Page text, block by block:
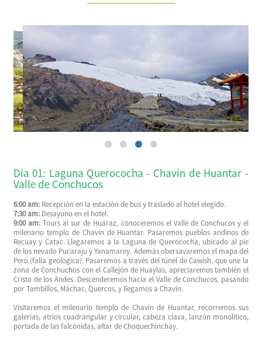
Día 01: Laguna Querococha - Chavín de Huantar -
Valle de Conchucos
6:00 am: Recepción en la estación de bus y traslado al hotel elegido.
7:30 am: Desayuno en el hotel.
9:00 am: Tours al sur de Huaraz, conoceremos el Valle de Conchucos y el
milenario templo de Chavín de Huantar. Pasaremos pueblos andinos de
Recuay y Catac. Llegaremos a la Laguna de Querococha, ubicado al pie
de los nevado Pucaraju y Yanamarey. Además obersavaremos el mapa del
Perú (falla geológica). Pasaremos a través del túnel de Cawish, que une la
zona de Conchuchos con el Callejón de Huaylas, apreciaremos también el
Cristo de los Andes. Descenderemos hacia el Valle de Conchucos, pasando
por Tambillos, Máchac, Quercos, y llegamos a Chavín.
Visitaremos el milenario templo de Chavín de Huantar, recorremos sus
galerías, atrios cuadrangular y circular, cabeza clava, lanzón monolítico,
portada de las falcónidas, altar de Choquechinchay.